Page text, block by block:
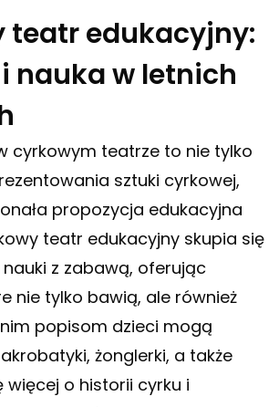
teatr edukacyjny:
nauka w letnich
cyrkowym teatrze to nie tylko
sztuki cyrkowej,
propozycja edukacyjna
teatr edukacyjny skupia się
nauki z zabawą, oferując
nie tylko bawią, ale również
popisom dzieci mogą
żonglerki, a także
więcej o historii cyrku i